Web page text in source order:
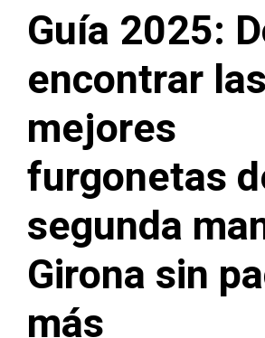
Guía 2025:
encontrar las
mejores
furgonetas
segunda
Girona sin
más